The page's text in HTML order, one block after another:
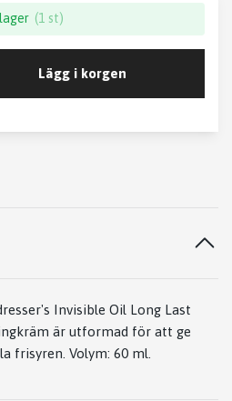
I lager (1 st)
Lägg i korgen
Invisible Oil Long Last
är utformad för att ge
frisyren. Volym: 60 ml.